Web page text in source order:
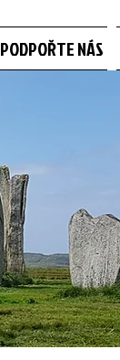
PODPOŘTE NÁS